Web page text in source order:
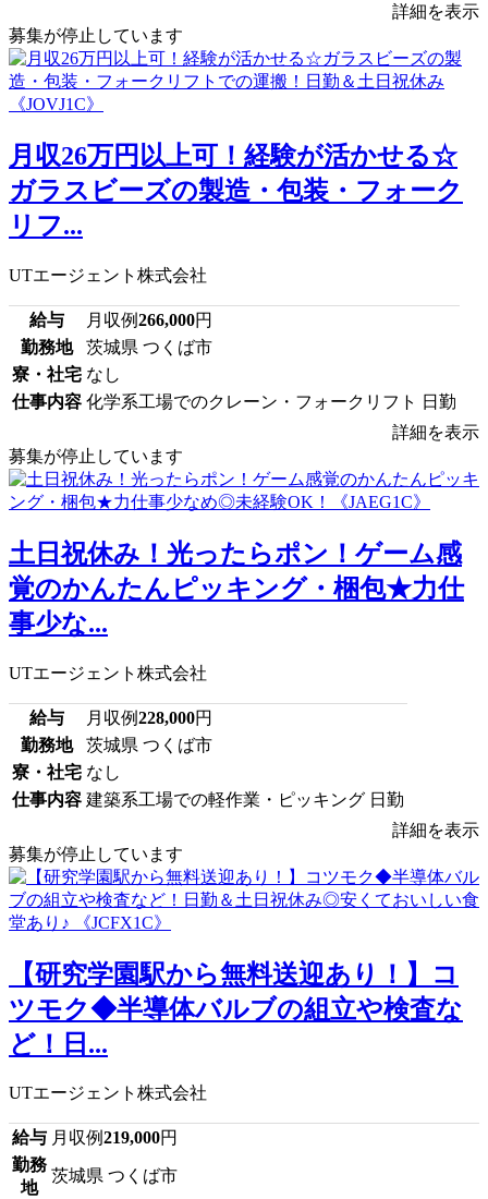
詳細を表示
募集が停止しています
月収26万円以上可！経験が活かせる☆
ガラスビーズの製造・包装・フォーク
リフ...
UTエージェント株式会社
給与 月収例266,000円
勤務地
茨城県 つくば市
寮・社宅 なし
仕事内容 化学系工場でのクレーン・フォークリフト 日勤
詳細を表示
募集が停止しています
土日祝休み！光ったらポン！ゲーム感
覚のかんたんピッキング・梱包★力仕
事少な...
UTエージェント株式会社
給与 月収例228,000円
勤務地
茨城県 つくば市
寮・社宅 なし
仕事内容 建築系工場での軽作業・ピッキング 日勤
詳細を表示
募集が停止しています
【研究学園駅から無料送迎あり！】コ
ツモク◆半導体バルブの組立や検査な
ど！日...
UTエージェント株式会社
給与 月収例219,000円
勤務
地
茨城県 つくば市